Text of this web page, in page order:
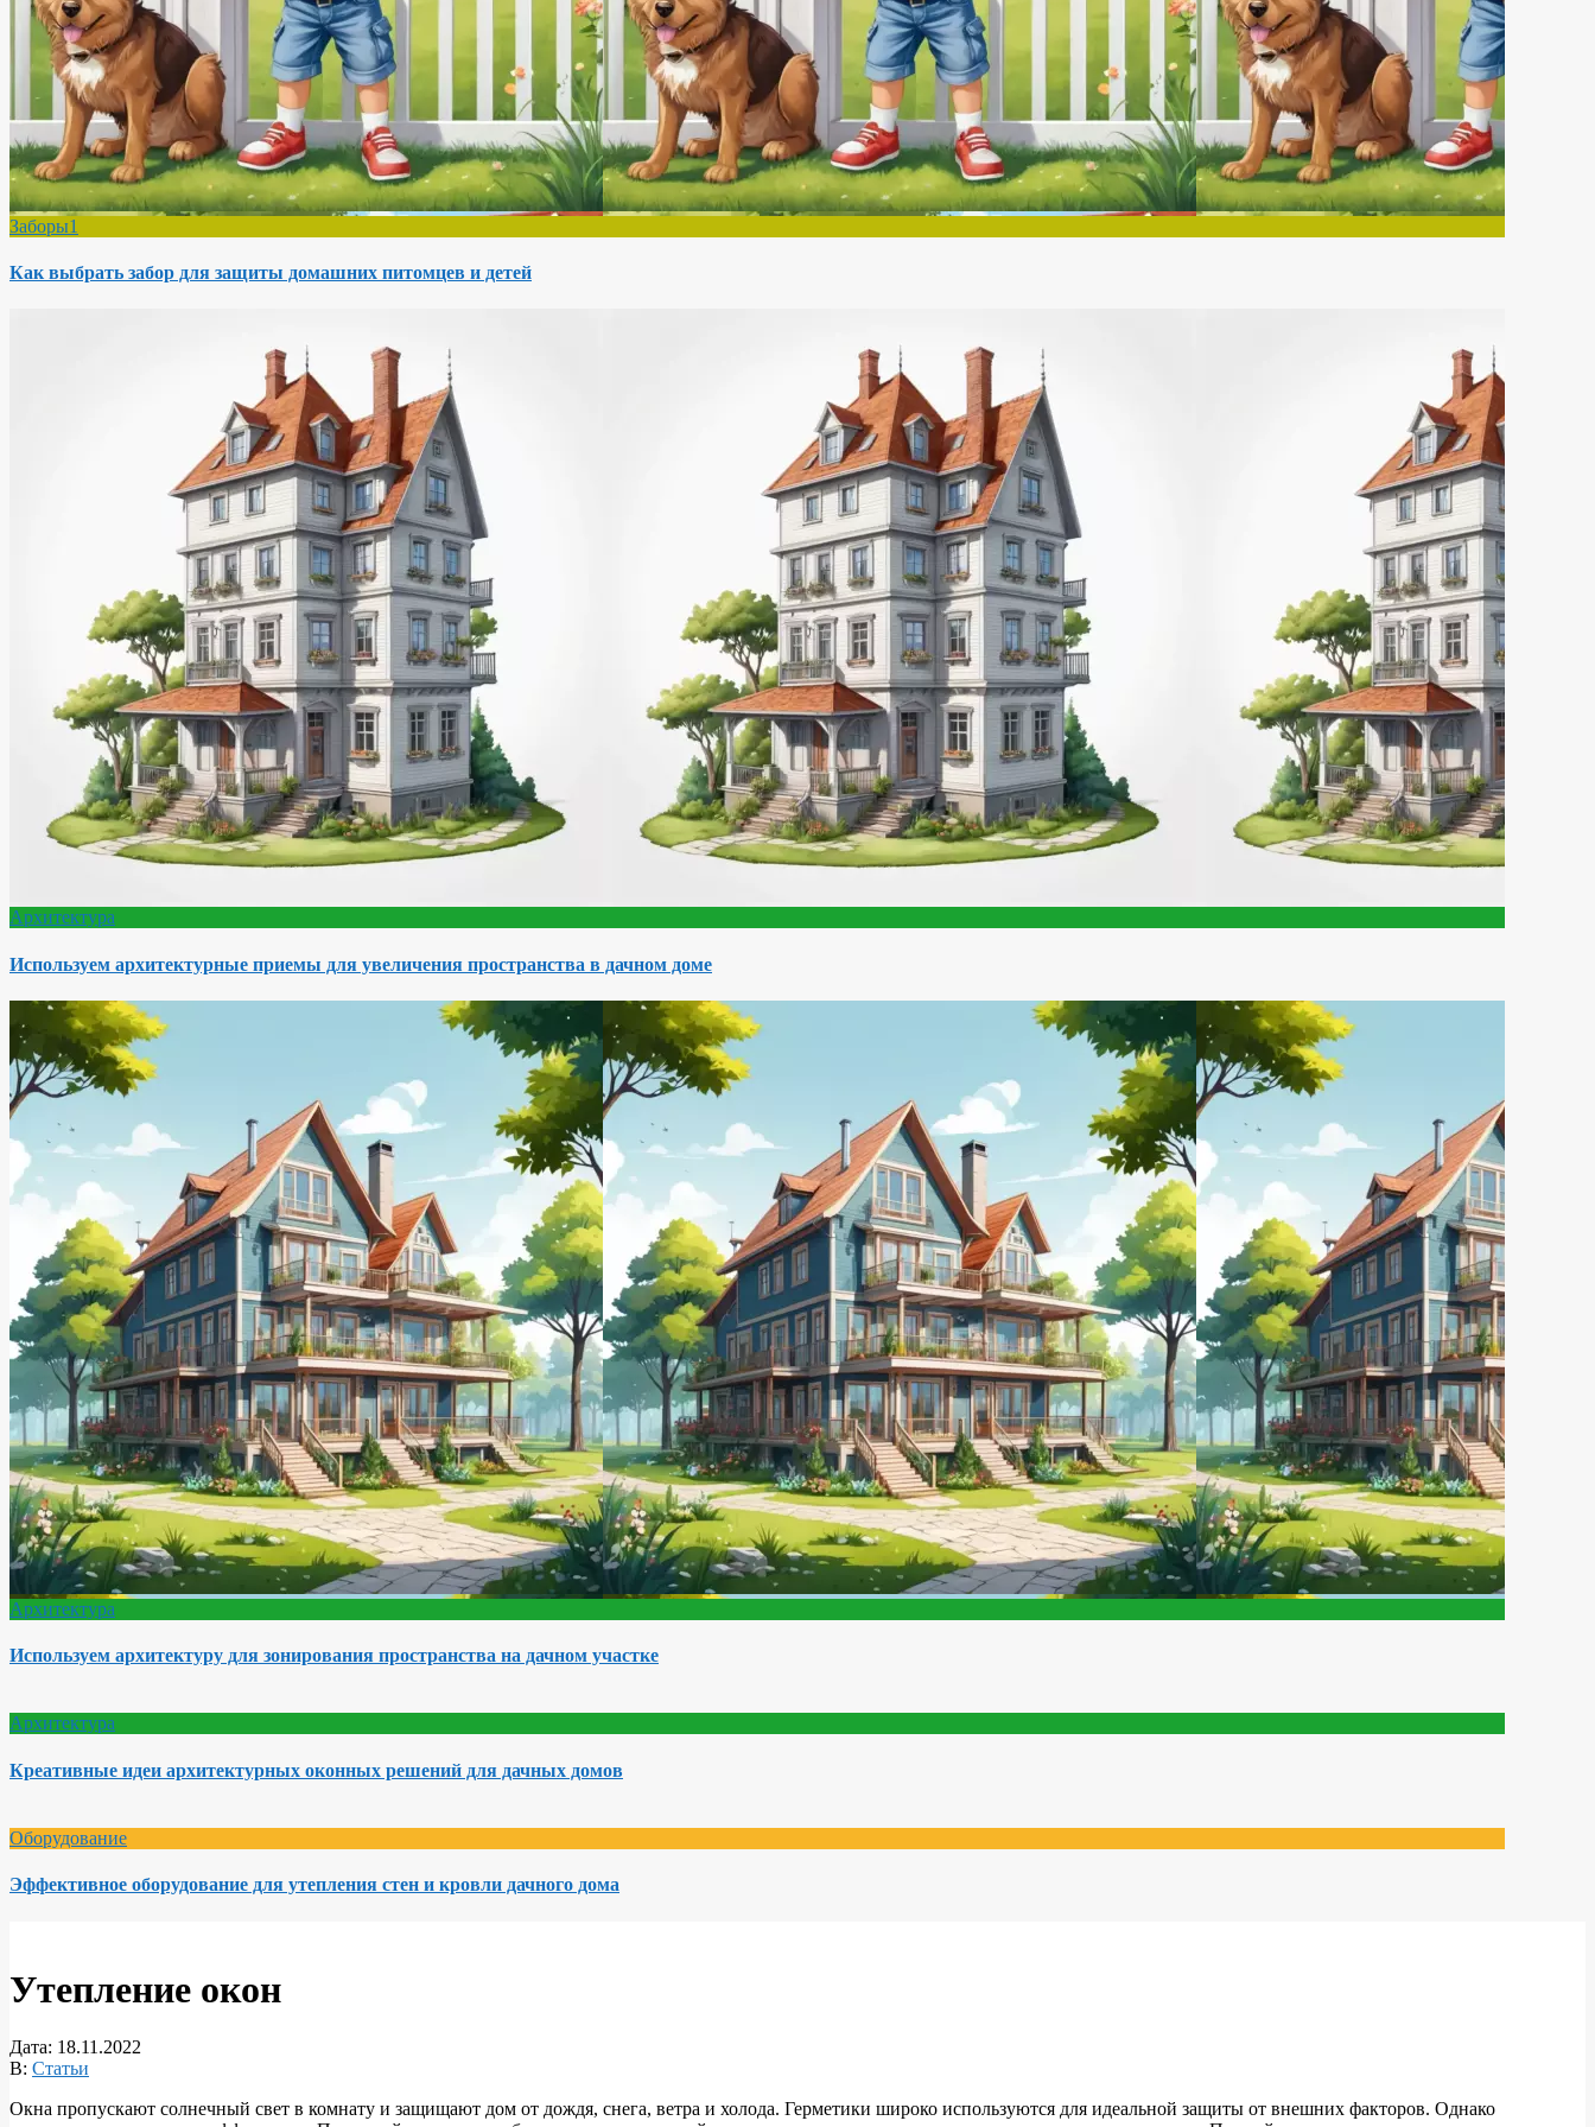
Заборы1
Как выбрать забор для защиты домашних питомцев и детей
Архитектура
Используем архитектурные приемы для увеличения пространства в дачном доме
Архитектура
Используем архитектуру для зонирования пространства на дачном участке
Архитектура
Креативные идеи архитектурных оконных решений для дачных домов
Оборудование
Эффективное оборудование для утепления стен и кровли дачного дома
Утепление окон
Дата: 18.11.2022
В: Статьи
Окна пропускают солнечный свет в комнату и защищают дом от дождя, снега, ветра и холода. Герметики широко используются для идеальной защиты от внешних факторов. Однако